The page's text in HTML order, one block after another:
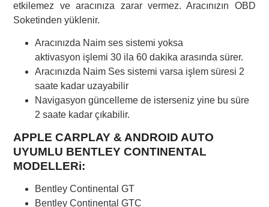
etkilemez ve aracınıza zarar vermez. Aracınızın OBD
Soketinden yüklenir.
Aracınızda Naim ses sistemi yoksa
aktivasyon işlemi 30 ila 60 dakika arasında sürer.
Aracınızda Naim Ses sistemi varsa işlem süresi 2
saate kadar uzayabilir
Navigasyon güncelleme de isterseniz yine bu süre
2 saate kadar çıkabilir.
APPLE CARPLAY & ANDROID AUTO
UYUMLU BENTLEY CONTINENTAL
MODELLERi:
Bentley Continental GT
Bentley Continental GTC